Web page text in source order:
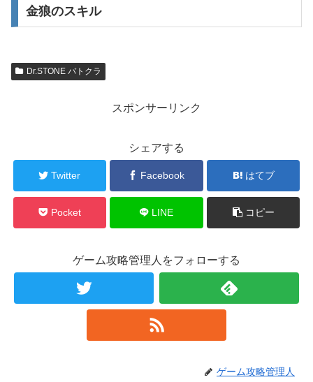
金狼のスキル
Dr.STONE バトクラ
スポンサーリンク
シェアする
Twitter Facebook はてブ
Pocket LINE コピー
ゲーム攻略管理人をフォローする
ゲーム攻略管理人